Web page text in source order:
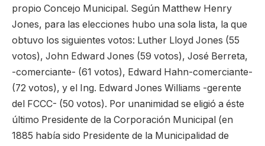
propio Concejo Municipal. Según Matthew Henry
Jones, para las elecciones hubo una sola lista, la que
obtuvo los siguientes votos: Luther Lloyd Jones (55
votos), John Edward Jones (59 votos), José Berreta,
-comerciante- (61 votos), Edward Hahn-comerciante-
(72 votos), y el Ing. Edward Jones Williams -gerente
del FCCC- (50 votos). Por unanimidad se eligió a éste
último Presidente de la Corporación Municipal (en
1885 había sido Presidente de la Municipalidad de